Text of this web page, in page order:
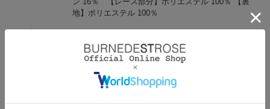
地】ポリエステル 100％
F(00):着丈 120cm/バスト 96cm/肩幅 36cm/ウエスト
68cm/裾回り 240cm